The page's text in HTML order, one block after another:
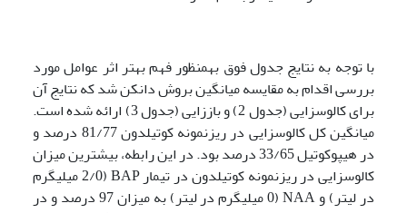
با توجه به نتایج جدول فوق به­منظور فهم بهتر اثر عوامل مورد
بررسی اقدام به مقایسه میانگین بروش دانکن شد که نتایج آن
برای کالوس­زایی (جدول 2) و باززایی (جدول 3) ارائه شده است.
میانگین کل کالوس­زایی در ریزنمونه کوتیلدون 81/77 درصد و
در هیپوکوتیل 33/65 درصد بود. در این رابطه، بیشترین میزان
کالوس­زایی در ریزنمونه کوتیلدون در تیمار BAP (2/0 میلی­گرم
در لیتر) و NAA (0 میلی­گرم در لیتر) به میزان 97 درصد و در